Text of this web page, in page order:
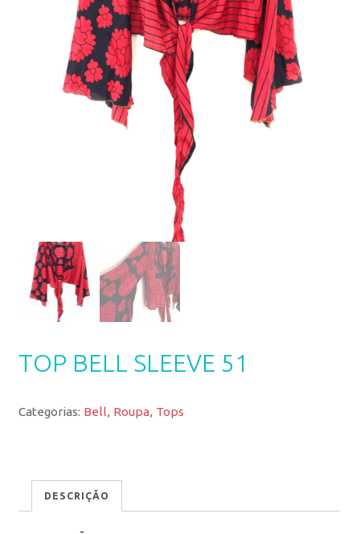
TOP BELL SLEEVE 51
Categorias: Bell, Roupa, Tops
DESCRIÇÃO